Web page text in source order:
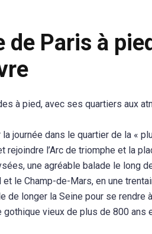
Paris à
à pied, avec ses quartiers aux
journée dans le quartier de la «
rejoindre l’Arc de triomphe et la
une agréable balade le long
le Champ-de-Mars, en une
longer la Seine pour se rendre
gothique vieux de plus de 800 ans